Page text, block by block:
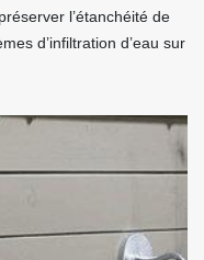
l’étanchéité de
d’infiltration d’eau sur